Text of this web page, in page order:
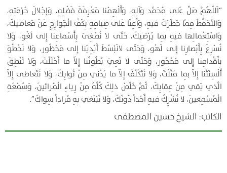
“اَللّهُمَّ صَلِّ عَلى مُحَمَّد وَآلِهِ، وَأَلْهِمْنا مَعْرِفَةَ فَضْلِهِ، وَإِجْلالَ حُرْمَتِهِ،
وَالتَّحَفُّظَ مِمّا حَظَرْتَ فيهِ، وَأَعِنّا عَلى صِيامِهِ بِكَفِّ الْجَوارِحِ عَنْ مَعاصيكَ،
وَاسْتِعْمالِها فيهِ بِما يُرْضيكَ، حَتّى لا نُصْغِىَ بِأَسْماعِنا إِلى لَغْو، وَلا
نُسْرِعَ بِأَبْصارِنا إِلى لَهْو، وَحَتّى لانَبْسُطَ أَيْدِيَنا إِلى مَحْظُور، وَلا نَخْطُوَ
بِأَقْدامِنا إِلى مَحْجُور، وَحَتّى لا تَعِيَ بُطُونُنا إِلاّ ما أَحْلَلْتَ، وَلا تَنْطِقَ
أَلْسِنَتُنا إِلاّ بِما مَثَّلْتَ، وَلا نَتَكَلَّفَ إِلاّ ما يُدْني مِنْ ثَوابِكَ، وَلا نَتَعاطى إِلاّ
الَّذي يَقي مِنْ عِقابِكَ، ثُمَّ خَلِّصْ ذلِكَ كُلَّهُ مِنْ رِياءِ الْمُرائينَ، وَسُمْعَةِ
الْمُسْمِعينَ، لا نُشْرِكُ فيهِ أَحَداً دُونَكَ، وَلا نَبْتَغي بِهِ مُراداً سِواكَ”.
الكاتب: الشيخ حسين المصطفى